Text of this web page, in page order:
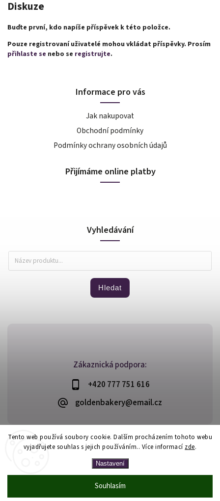
Tento web používá soubory cookie. Dalším procházením tohoto webu
vyjadřujete souhlas s jejich používáním.. Více informací zde.
Nastavení
Souhlasím
Diskuze
Buďte první, kdo napíše příspěvek k této položce.
Pouze registrovaní uživatelé mohou vkládat příspěvky. Prosím
přihlaste se nebo se registrujte.
Zákaznická podpora:
+420 777 751 616
goldenbakery@email.cz
Informace pro vás
Jak nakupovat
Obchodní podmínky
Podmínky ochrany osobních údajů
Přijímáme online platby
Vyhledávání
Hledat
Copyright 2026Golden Bakery. Všechna práva vyhrazena.
VytvořilShoptet| Design